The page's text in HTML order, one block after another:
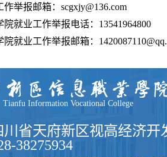
举报邮箱：scgxjy@136.com
就业工作举报电话：13541964800
就业工作举报邮箱：
Tianfu Information Vocational College
省天府新区视高经济开
38275934